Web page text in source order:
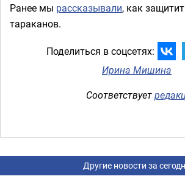
Ранее мы рассказывали, как
тараканов.
Поделиться в соцсетях:
Ирина Мишина
Соответствует
Другие новости за